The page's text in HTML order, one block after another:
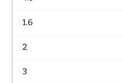
1.6
2
3